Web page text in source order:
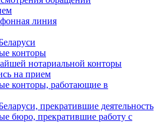
линия
конторы
нотариальной конторы
на прием
конторы, работающие в
прекратившие деятельность
бюро, прекратившие работу с